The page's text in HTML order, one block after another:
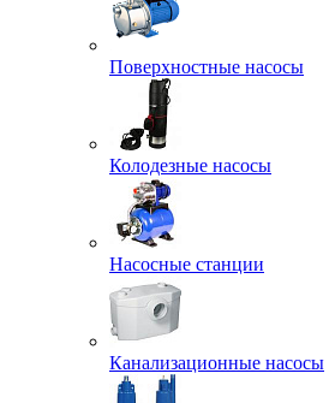
Поверхностные насосы
Колодезные насосы
Насосные станции
Канализационные насосы